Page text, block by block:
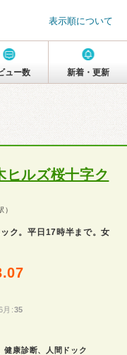
表示順について
ュー数 新着・更新
ヒルズ桜十字ク
）
ク。平日17時半まで。女
:35
健康診断、人間ドック